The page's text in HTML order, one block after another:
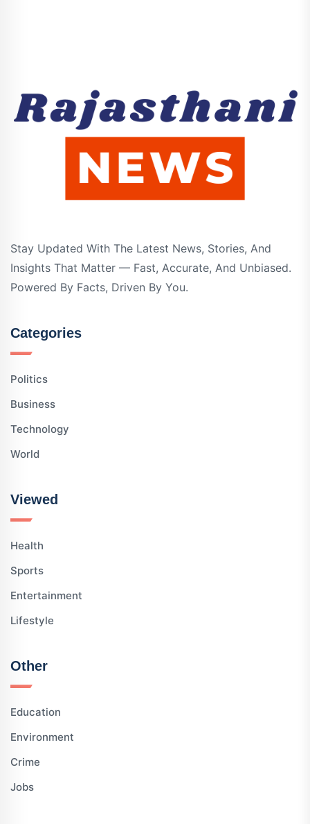
Stay Updated With The Latest News, Stories, And
Insights That Matter — Fast, Accurate, And Unbiased.
Powered By Facts, Driven By You.
Categories
Politics
Business
Technology
World
Viewed
Health
Sports
Entertainment
Lifestyle
Other
Education
Environment
Crime
Jobs